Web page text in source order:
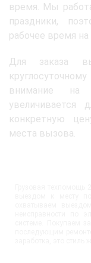
время. Мы
праздники,
рабочее время
Для заказа
внимание
увеличивается
конкретную
места вызова.